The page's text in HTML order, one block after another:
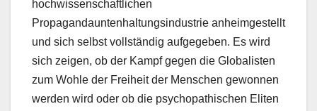
hochwissenschaftlichen
Propagandauntenhaltungsindustrie anheimgestellt
und sich selbst vollständig aufgegeben. Es wird
sich zeigen, ob der Kampf gegen die Globalisten
zum Wohle der Freiheit der Menschen gewonnen
werden wird oder ob die psychopathischen Eliten